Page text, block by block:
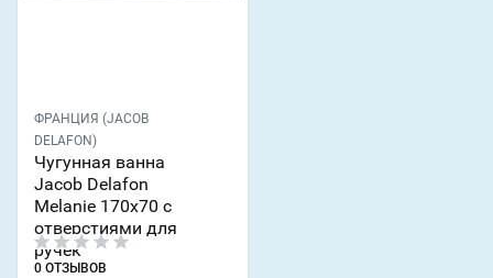
ФРАНЦИЯ (JACOB
DELAFON)
Чугунная ванна
Jacob Delafon
Melanie 170х70 с
отверстиями для
ручек
0 ОТЗЫВОВ